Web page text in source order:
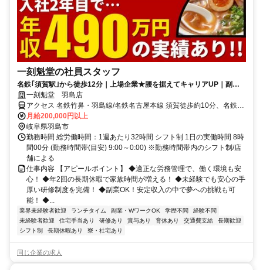
一刻魁堂の社員スタッフ
名鉄｢須賀駅｣から徒歩12分｜上場企業★腰を据えてキャリアUP｜副業
もOK｜年2回の長期連休あり
一刻魁堂 羽島店
アクセス 名鉄竹鼻・羽島線/名鉄名古屋本線 須賀徒歩約10分、名鉄竹
鼻・羽島線/名鉄名古屋本線 南宿笠松・岐阜・名古屋方面口徒歩約13
分、名鉄竹鼻・羽島線/名鉄名古屋本線 不破一色徒歩約17分 名鉄竹
鼻・羽島線「須賀駅」～徒歩12分
月給200,000円以上
岐阜県羽島市
勤務時間 総労働時間：1週あたり32時間 シフト制 1日の実働時間 8時
間00分 (勤務時間帯(目安) 9:00～0:00) ※勤務時間帯内のシフト制/店
舗による
仕事内容 【アピールポイント】 ◆適正な労務管理で、働く環境も安
心！ ◆年2回の長期休暇で家族時間が増える！ ◆未経験でも安心の手
厚い研修制度を完備！ ◆副業OK！安定収入の中で夢への挑戦も可
能！ ◆...
業界未経験者歓迎 ランチタイム 副業・WワークOK 学歴不問
経験不問
未経験者歓迎
住宅手当あり 研修あり 賞与あり 育休あり 交通費支給
長期歓迎
シフト制
長期休暇あり 寮・社宅あり
同じ企業の求人